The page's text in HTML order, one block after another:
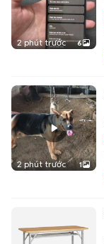
2 phút trước 6
2 phút trước 1